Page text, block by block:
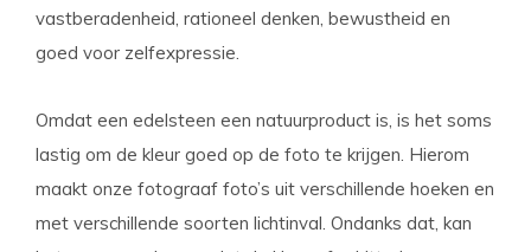
vastberadenheid, rationeel denken, bewustheid en
goed voor zelfexpressie.
Omdat een edelsteen een natuurproduct is, is het soms
lastig om de kleur goed op de foto te krijgen. Hierom
maakt onze fotograaf foto’s uit verschillende hoeken en
met verschillende soorten lichtinval. Ondanks dat, kan